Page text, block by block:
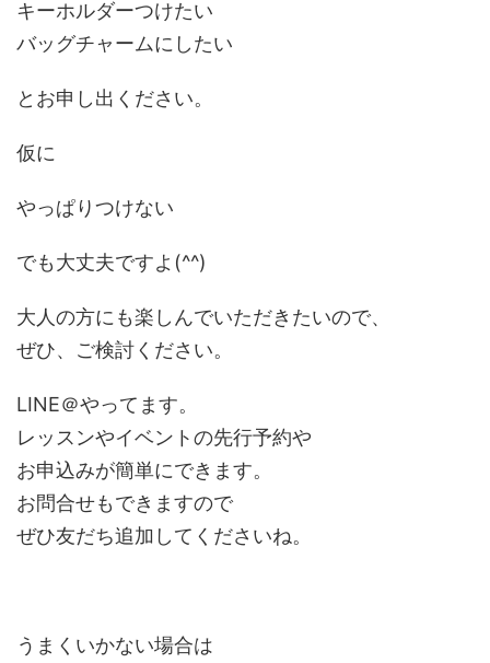
キーホルダーつけたい
バッグチャームにしたい
とお申し出ください。
仮に
やっぱりつけない
でも大丈夫ですよ(^^)
大人の方にも楽しんでいただきたいので、
ぜひ、ご検討ください。
LINE＠やってます。
レッスンやイベントの先行予約や
お申込みが簡単にできます。
お問合せもできますので
ぜひ友だち追加してくださいね。
うまくいかない場合は